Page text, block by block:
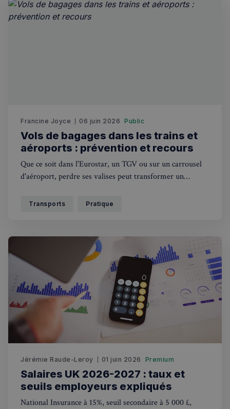
Francine Joyce 06 juin 2026 Public
Vols de bagages dans les trains et
aéroports : prévention et recours
Que ce soit dans l'Eurostar, un TGV ou sur un carrousel
d'aéroport, perdre ses valises peut transformer un
pour se protéger ? Quels recours ? Comment se faire
Transports Pratique
Jérémie Raude-Leroy 01 juin 2026 Premium
Salaires UK 2026-2027 : taux et
seuils employeurs expliqués
National Insurance à 15%, seuil secondaire à 5 000 £,